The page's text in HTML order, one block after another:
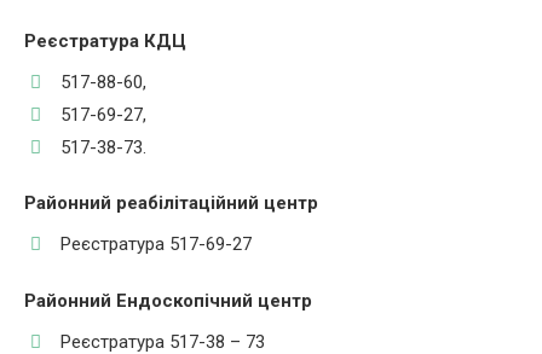
Реєстратура КДЦ
517-88-60,
517-69-27,
517-38-73.
Районний реабілітаційний центр
Реєстратура 517-69-27
Районний Ендоскопічний центр
Реєстратура 517-38 – 73